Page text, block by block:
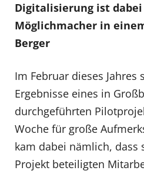
Digitalisierung ist dabei
Möglichmacher in
Berger
Im Februar dieses Jahres
Ergebnisse eines in
durchgeführten
Woche für große
kam dabei nämlich, dass
Projekt beteiligten